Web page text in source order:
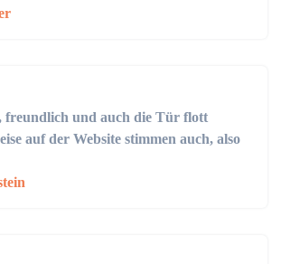
freundlich und auch die Tür flott
auf der Website stimmen auch, also